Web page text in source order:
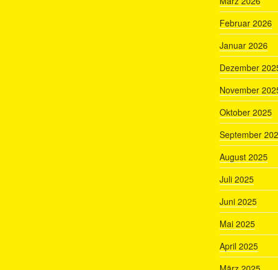
Februar 2026
Januar 2026
Dezember
November
Oktober 2025
September
August 2025
Juli 2025
Juni 2025
Mai 2025
April 2025